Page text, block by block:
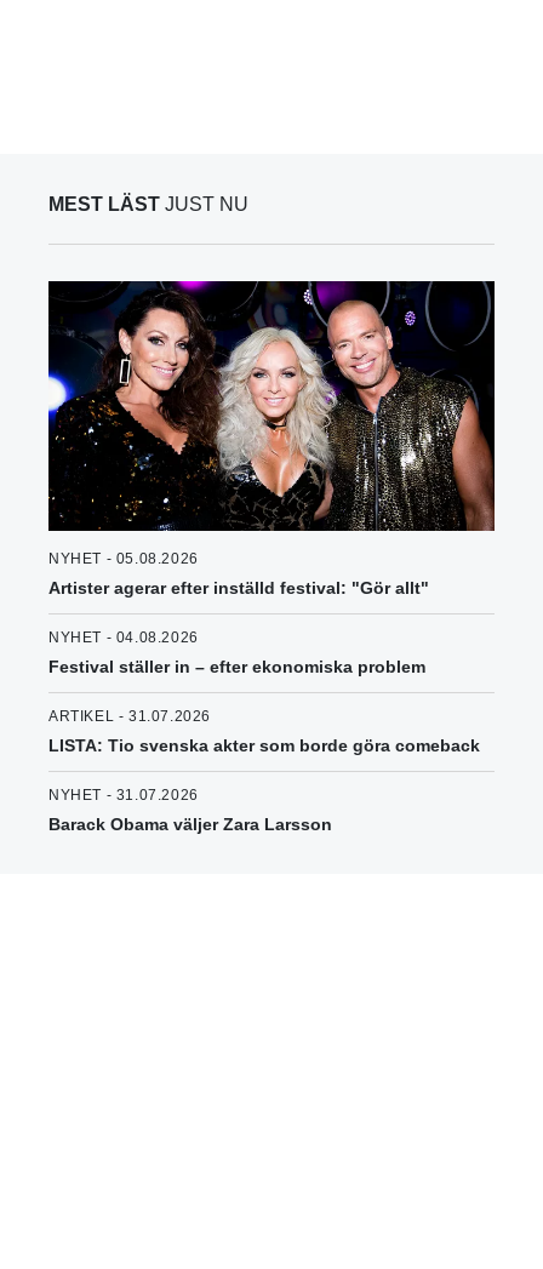
MEST LÄST JUST NU
NYHET - 05.08.2026
Artister agerar efter inställd festival: "Gör allt"
NYHET - 04.08.2026
Festival ställer in – efter ekonomiska problem
ARTIKEL - 31.07.2026
LISTA: Tio svenska akter som borde göra comeback
NYHET - 31.07.2026
Barack Obama väljer Zara Larsson